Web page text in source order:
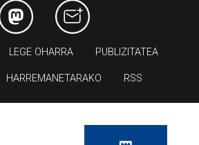
LEGE OHARRA PUBLIZITATEA
HARREMANETARAKO RSS